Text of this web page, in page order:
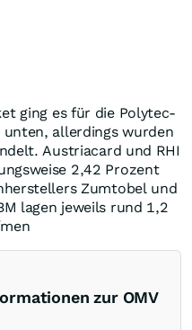
ging es für die Polytec-
allerdings wurden
Austriacard und RHI
2,42 Prozent
Zumtobel und
lagen jeweils rund 1,2
zur OMV